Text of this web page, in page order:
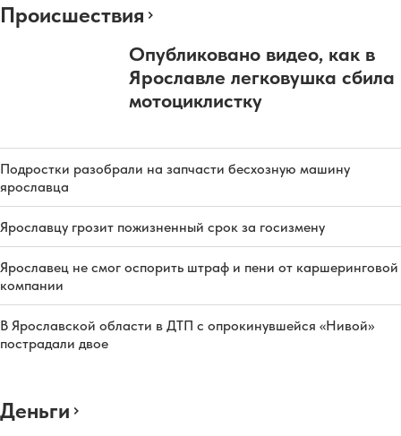
Происшествия
Опубликовано видео, как в
Ярославле легковушка сбила
мотоциклистку
Подростки разобрали на запчасти бесхозную машину
ярославца
Ярославцу грозит пожизненный срок за госизмену
Ярославец не смог оспорить штраф и пени от каршеринговой
компании
В Ярославской области в ДТП с опрокинувшейся «Нивой»
пострадали двое
Деньги